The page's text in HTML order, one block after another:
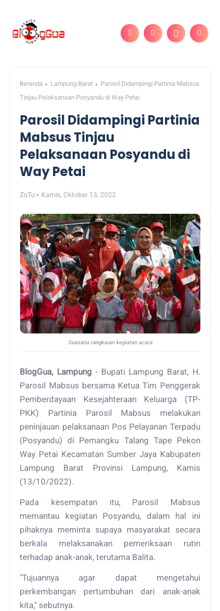
Beranda Lampung Barat
Parosil Didampingi Partinia Mabsus
Tinjau Pelaksanaan Posyandu di Way Petai
Parosil Didampingi Partinia
Mabsus Tinjau
Pelaksanaan Posyandu di
Way Petai
ZoTu Kamis, Oktober 13, 2022
Suasana rangkaian kegiatan acara
BlogGua, Lampung - Bupati Lampung Barat, H.
Parosil Mabsus bersama Ketua Tim Penggerak
Pemberdayaan Kesejahteraan Keluarga (TP-
PKK) Partinia Parosil Mabsus melakukan
peninjauan pelaksanaan Pos Pelayanan Terpadu
(Posyandu) di Pemangku Talang Tape Pekon
Way Petai Kecamatan Sumber Jaya Kabupaten
Lampung Barat Provinsi Lampung, Kamis
(13/10/2022).
Pada kesempatan itu, Parosil Mabsus
memantau kegiatan Posyandu, dalam hal ini
pihaknya meminta supaya masyarakat secara
berkala melaksanakan pemeriksaan rutin
terhadap anak-anak, terutama Balita.
"Tujuannya agar dapat mengetahui
perkembangan pertumbuhan dari anak-anak
kita," sebutnya.